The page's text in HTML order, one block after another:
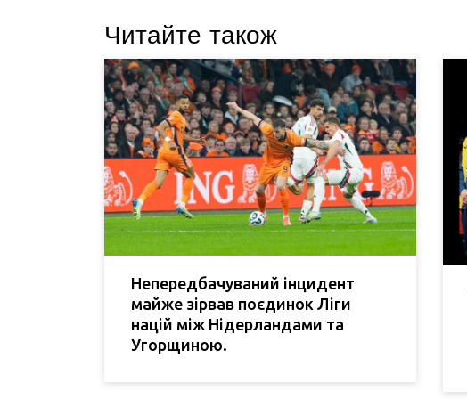
Читайте також
Непередбачуваний інцидент
майже зірвав поєдинок Ліги
націй між Нідерландами та
Угорщиною.